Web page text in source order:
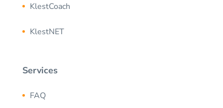
KlestCoach
KlestNET
Services
FAQ